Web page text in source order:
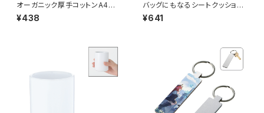
オーガニック厚手コットンA4フラ
ットバッグ MG
¥438
バッグにもなるシートクッショ
ン MG
¥641